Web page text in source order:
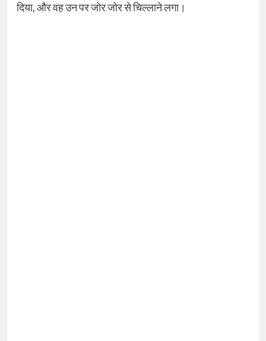
दिया, और वह उन पर जोर जोर से चिल्लाने लगा।